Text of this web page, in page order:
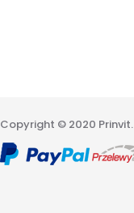
Copyright © 2020 Prinvit.